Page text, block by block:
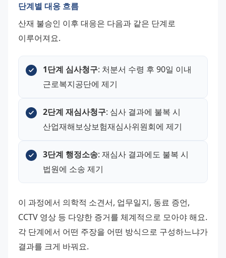
단계별 대응 흐름
산재 불승인 이후 대응은 다음과 같은 단계로
이루어져요.
1단계 심사청구: 처분서 수령 후 90일 이내
근로복지공단에 제기
2단계 재심사청구: 심사 결과에 불복 시
산업재해보상보험재심사위원회에 제기
3단계 행정소송: 재심사 결과에도 불복 시
법원에 소송 제기
이 과정에서 의학적 소견서, 업무일지, 동료 증언,
CCTV 영상 등 다양한 증거를 체계적으로 모아야 해요.
각 단계에서 어떤 주장을 어떤 방식으로 구성하느냐가
결과를 크게 바꿔요.